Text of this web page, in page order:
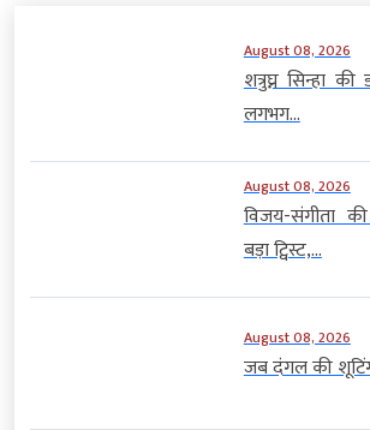
August 08, 2026
शत्रुघ्न सिन्हा
लगभग...
August 08, 2026
विजय-संगीता
बड़ा ट्विस्ट,...
August 08, 2026
जब दंगल की